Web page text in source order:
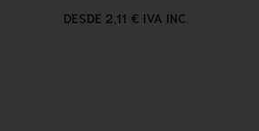
DESDE 2,11 € IVA INC.